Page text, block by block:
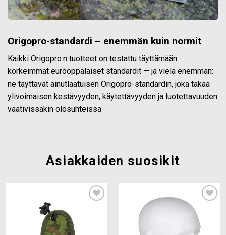
Origopro-standardi – enemmän kuin normit
Kaikki Origopro:n tuotteet on testattu täyttämään
korkeimmat eurooppalaiset standardit — ja vielä enemmän:
ne täyttävät ainutlaatuisen Origopro-standardin, joka takaa
ylivoimaisen kestävyyden, käytettävyyden ja luotettavuuden
vaativissakin olosuhteissa
Asiakkaiden suosikit
wishlist